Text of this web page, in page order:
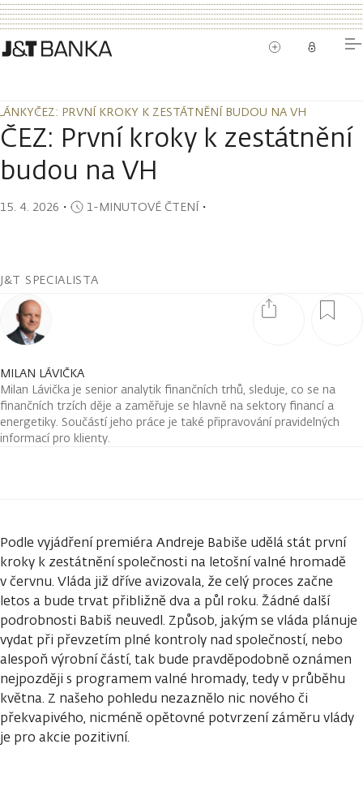
ČEZ: PRVNÍ KROKY K ZESTÁTNĚNÍ BUDOU NA VH
ČEZ: PRVNÍ KROKY K ZESTÁTNĚNÍ BUDOU NA VH
ČEZ: První kroky k zestátnění
budou na VH
15. 4. 2026 ・ 1-MINUTOVÉ ČTENÍ・
J&T SPECIALISTA
MILAN LÁVIČKA
Milan Lávička je senior analytik finančních trhů, sleduje, co se na
finančních trzích děje a zaměřuje se hlavně na sektory financí a
energetiky. Součástí jeho práce je také připravování pravidelných
informací pro klienty.
Podle vyjádření premiéra Andreje Babiše udělá stát první
kroky k zestátnění společnosti na letošní valné hromadě
v červnu. Vláda již dříve avizovala, že celý proces začne
letos a bude trvat přibližně dva a půl roku. Žádné další
podrobnosti Babiš neuvedl. Způsob, jakým se vláda plánuje
vydat při převzetím plné kontroly nad společností, nebo
alespoň výrobní částí, tak bude pravděpodobně oznámen
nejpozději s programem valné hromady, tedy v průběhu
května. Z našeho pohledu nezaznělo nic nového či
překvapivého, nicméně opětovné potvrzení záměru vlády
je pro akcie pozitivní.